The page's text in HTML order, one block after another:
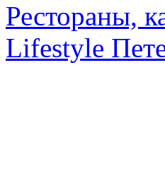
Рестораны,
Lifestyle